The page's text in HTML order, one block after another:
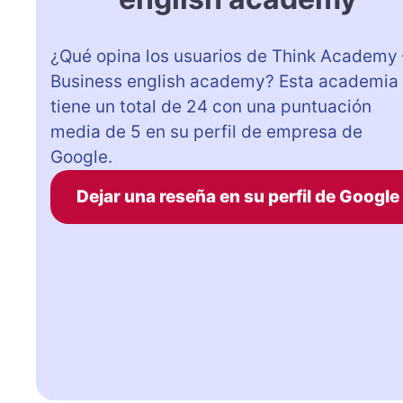
¿Qué opina los usuarios de Think Academy
Business english academy? Esta academia
tiene un total de 24 con una puntuación
media de 5 en su perfil de empresa de
Google.
Dejar una reseña en su perfil de Google